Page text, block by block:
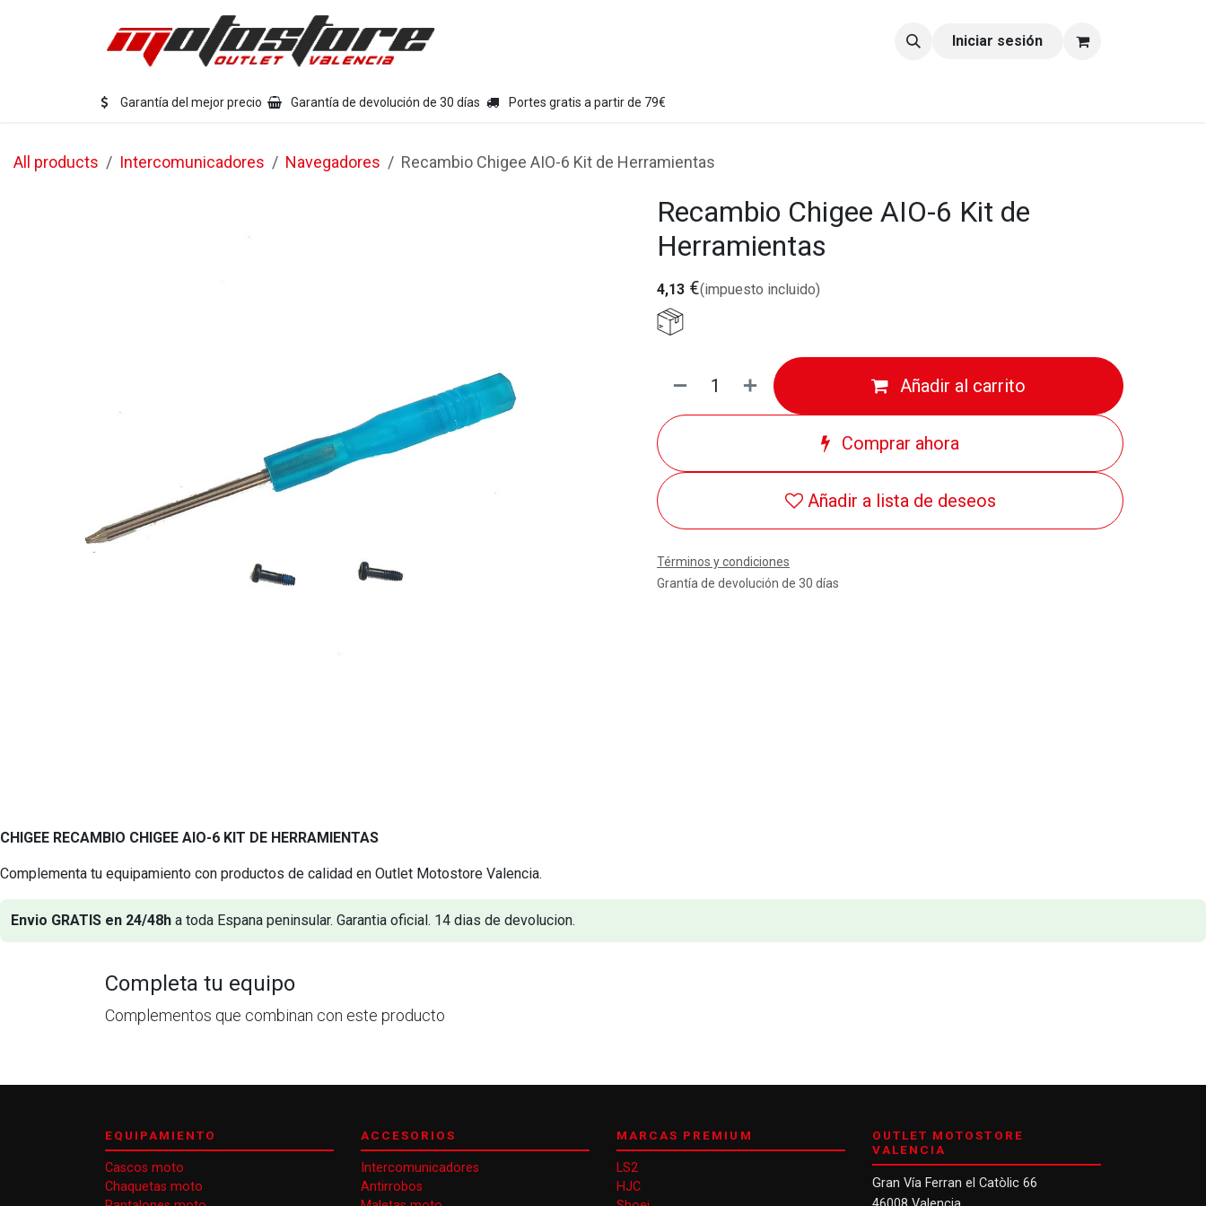
Equipamiento moto Iniciar sesión
Garantía del mejor precio Garantía de devolución de 30 días Portes gratis a partir de 79€
All products Intercomunicadores Navegadores Recambio Chigee AIO-6 Kit de Herramientas
Recambio Chigee AIO-6 Kit de
Herramientas
4,13 €(impuesto incluido)
Añadir al carrito
Comprar ahora
Añadir a lista de deseos
Términos y condiciones
Grantía de devolución de 30 días
CHIGEE RECAMBIO CHIGEE AIO-6 KIT DE HERRAMIENTAS
Complementa tu equipamiento con productos de calidad en Outlet Motostore Valencia.
Envio GRATIS en 24/48h a toda Espana peninsular. Garantia oficial. 14 dias de devolucion.
Completa tu equipo
Complementos que combinan con este producto
EQUIPAMIENTO
Cascos moto
Chaquetas moto
ACCESORIOS
Intercomunicadores
Antirrobos
MARCAS PREMIUM
LS2
HJC
OUTLET MOTOSTORE
VALENCIA
Gran Vía Ferran el Catòlic 66